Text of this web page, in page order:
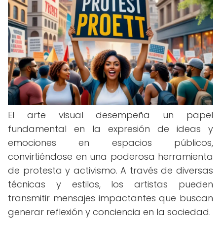
El arte visual desempeña un papel
fundamental en la expresión de ideas y
emociones en espacios públicos,
convirtiéndose en una poderosa herramienta
de protesta y activismo. A través de diversas
técnicas y estilos, los artistas pueden
transmitir mensajes impactantes que buscan
generar reflexión y conciencia en la sociedad.